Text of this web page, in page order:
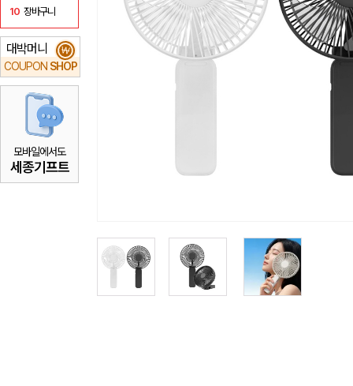
10 장바구니
대박머니
COUPON SHOP
₩
모바일에서도
세종기프트